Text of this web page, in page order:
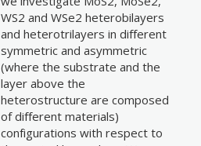
WS2 and WSe2 heterobilayers
and heterotrilayers in different
symmetric and asymmetric
(where the substrate and the
layer above the
heterostructure are composed
of different materials)
configurations with respect to